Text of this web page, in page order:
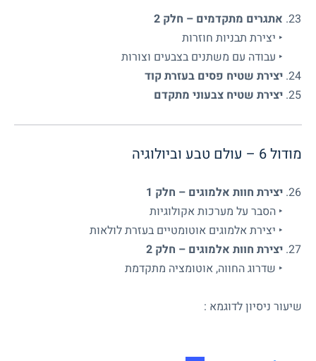
אתגרים מתקדמים – חלק 2
‣ יצירת תבניות חוזרות
‣ עבודה עם משתנים בצבעים וצורות
יצירת שטיח פסים בעזרת קוד
יצירת שטיח צבעוני מתקדם
מודול 6 – עולם טבע וביולוגיה
יצירת חוות אלמוגים – חלק 1
‣ הסבר על מערכות אקולוגיות
‣ יצירת אלמוגים אוטומטיים בעזרת לולאות
יצירת חוות אלמוגים – חלק 2
‣ שדרוג החווה, אוטומציה מתקדמת
שיעור ניסיון לדוגמא :